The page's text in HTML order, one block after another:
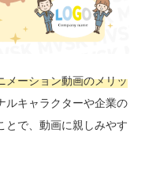
メーション動画のメリッ
ルキャラクターや企業の
とで、動画に親しみやす